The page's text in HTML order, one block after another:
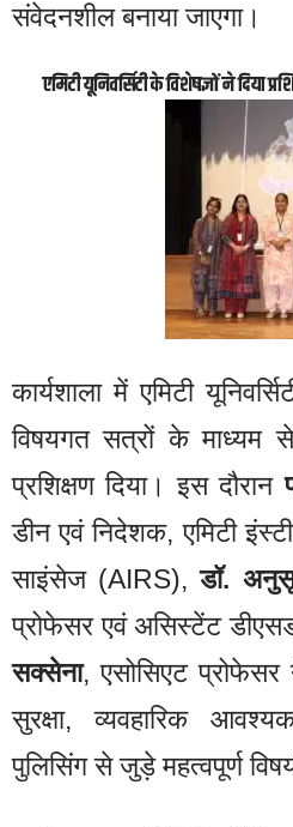
संवेदनशील बनाया जाएगा।
एमिटी यूनिवर्सिटी के विशेषज्ञों ने दिया
कार्यशाला में एमिटी
विषयगत सत्रों के माध्यम
प्रशिक्षण दिया। इस दौरान
डीन एवं निदेशक, एमिटी
साइंसेज (AIRS),डॉ.
प्रोफेसर एवं असिस्टेंट
सक्सेना, एसोसिएट
सुरक्षा, व्यवहारिक
पुलिसिंग से जुड़े महत्वपूर्ण